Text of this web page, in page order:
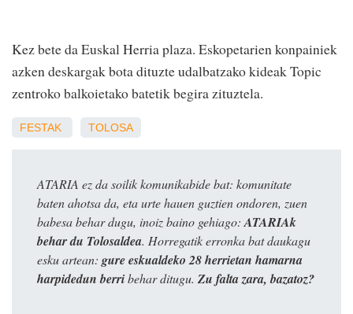
Kez bete da Euskal Herria plaza. Eskopetarien konpainiek
azken deskargak bota dituzte udalbatzako kideak Topic
zentroko balkoietako batetik begira zituztela.
FESTAK TOLOSA
ATARIA ez da soilik komunikabide bat: komunitate
baten ahotsa da, eta urte hauen guztien ondoren, zuen
babesa behar dugu, inoiz baino gehiago: ATARIAk
behar du Tolosaldea. Horregatik erronka bat daukagu
esku artean: gure eskualdeko 28 herrietan hamarna
harpidedun berribehar ditugu. Zu falta zara, bazatoz?